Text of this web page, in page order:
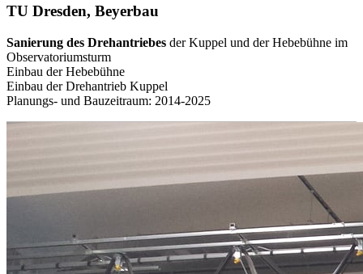
TU Dresden, Beyerbau
Sanierung des Drehantriebes der Kuppel und der Hebebühne im
Observatoriumsturm
Einbau der Hebebühne
Einbau der Drehantrieb Kuppel
Planungs- und Bauzeitraum: 2014-2025